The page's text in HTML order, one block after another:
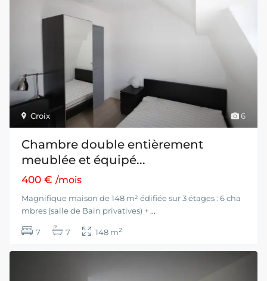
6
Croix
Chambre double entièrement
meublée et équipé...
400 €/mois
Magnifique maison de 148 m² édifiée sur 3 étages : 6 cha
mbres (salle de Bain privatives) + ...
7 7 148 m2